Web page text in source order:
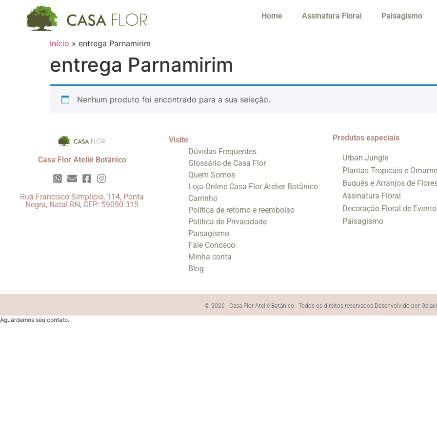
Home Assinatura Floral Paisagismo
Início » entrega Parnamirim
entrega Parnamirim
Nenhum produto foi encontrado para a sua seleção.
Casa Flor Ateliê Botânico
Rua Francisco Simplício, 114, Ponta
Negra, Natal-RN, CEP: 59090-315
Visite
Dúvidas Frequentes
Glossário de Casa Flor
Quem Somos
Loja Online Casa Flor Atelier Botânico
Carrinho
Politica de retorno e reembolso
Política de Privacidade
Paisagismo
Fale Conosco
Minha conta
Blog
Produtos especiais
Urban Jungle
Plantas Tropicais e
Buquês e Arranjos de
Assinatura Floral
Decoração Floral de
Paisagismo
© 2026 - Casa Flor Ateliê Botânico - Todos os direitos reservados.Desenvolvido por
Aguardamos seu contato.